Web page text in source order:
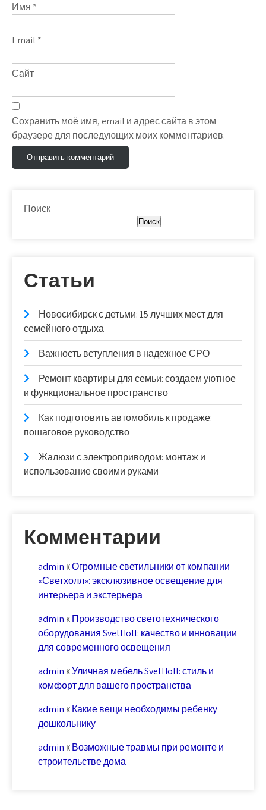
Имя *
Email *
Сайт
Сохранить моё имя, email и адрес сайта в этом
браузере для последующих моих комментариев.
Поиск
Поиск
Статьи
Новосибирск с детьми: 15 лучших мест для
семейного отдыха
Важность вступления в надежное СРО
Ремонт квартиры для семьи: создаем уютное
и функциональное пространство
Как подготовить автомобиль к продаже:
пошаговое руководство
Жалюзи с электроприводом: монтаж и
использование своими руками
Комментарии
admin кОгромные светильники от компании
«Светхолл»: эксклюзивное освещение для
интерьера и экстерьера
admin кПроизводство светотехнического
оборудования SvetHoll: качество и инновации
для современного освещения
admin кУличная мебель SvetHoll: стиль и
комфорт для вашего пространства
admin кКакие вещи необходимы ребенку
дошкольнику
admin кВозможные травмы при ремонте и
строительстве дома